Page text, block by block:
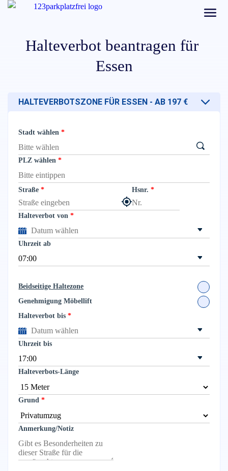
Halteverbot beantragen für
Essen
HALTEVERBOTSZONE FÜR ESSEN - AB 197 €
Stadt wählen
PLZ wählen
Straße Hsnr.
Halteverbot von
Uhrzeit ab
Beidseitige Haltezone
Genehmigung Möbellift
Halteverbot bis
Uhrzeit bis
Halteverbots-Länge
Grund
Anmerkung/Notiz